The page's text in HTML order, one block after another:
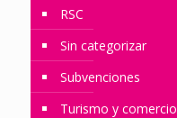
RSC
Sin categorizar
Subvenciones
Turismo y comercio